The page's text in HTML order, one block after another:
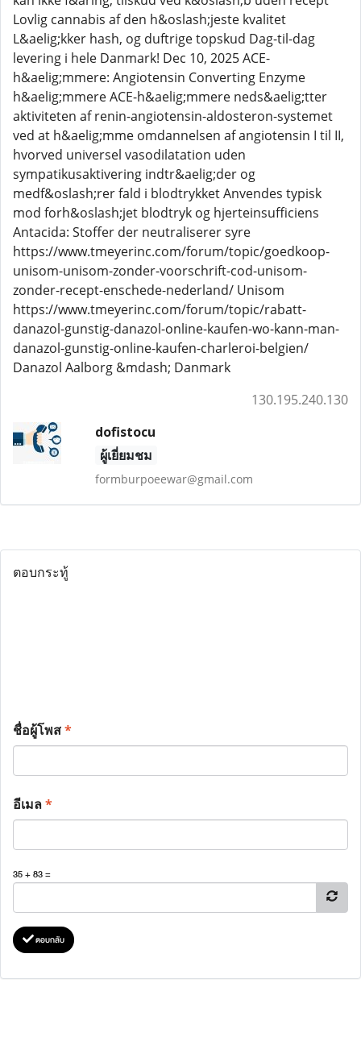
Lovlig cannabis af den h&oslash;jeste kvalitet
L&aelig;kker hash, og duftrige topskud Dag-til-dag
levering i hele Danmark! Dec 10, 2025 ACE-
h&aelig;mmere: Angiotensin Converting Enzyme
h&aelig;mmere ACE-h&aelig;mmere neds&aelig;tter
aktiviteten af renin-angiotensin-aldosteron-systemet
ved at h&aelig;mme omdannelsen af angiotensin I til II,
hvorved universel vasodilatation uden
sympatikusaktivering indtr&aelig;der og
medf&oslash;rer fald i blodtrykket Anvendes typisk
mod forh&oslash;jet blodtryk og hjerteinsufficiens
Antacida: Stoffer der neutraliserer syre
https://www.tmeyerinc.com/forum/topic/goedkoop-
unisom-unisom-zonder-voorschrift-cod-unisom-
zonder-recept-enschede-nederland/ Unisom
https://www.tmeyerinc.com/forum/topic/rabatt-
danazol-gunstig-danazol-online-kaufen-wo-kann-man-
danazol-gunstig-online-kaufen-charleroi-belgien/
Danazol Aalborg &mdash; Danmark
130.195.240.130
dofistocu
ผู้เยี่ยมชม
formburpoeewar@gmail.com
ตอบกระทู้
ชื่อผู้โพส*
อีเมล*
35 + 83 =
ตอบกลับ